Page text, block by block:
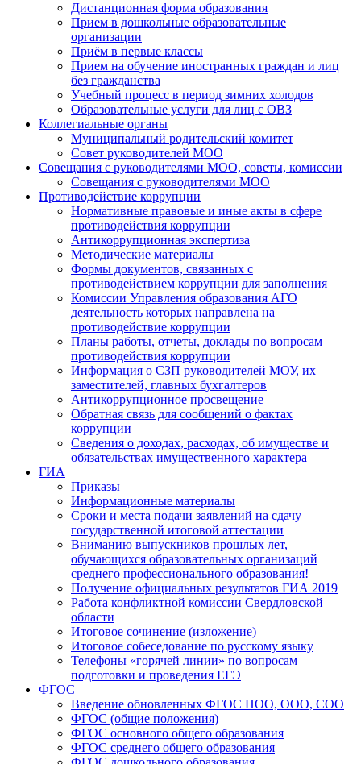
Дистанционная форма образования
Прием в дошкольные образовательные
организации
Приём в первые классы
Прием на обучение иностранных граждан и лиц
без гражданства
Учебный процесс в период зимних холодов
Образовательные услуги для лиц с ОВЗ
Коллегиальные органы
Муниципальный родительский комитет
Совет руководителей МОО
Совещания с руководителями МОО, советы, комиссии
Совещания с руководителями МОО
Противодействие коррупции
Нормативные правовые и иные акты в сфере
противодействия коррупции
Антикоррупционная экспертиза
Методические материалы
Формы документов, связанных с
противодействием коррупции для заполнения
Комиссии Управления образования АГО
деятельность которых направлена на
противодействие коррупции
Планы работы, отчеты, доклады по вопросам
противодействия коррупции
Информация о СЗП руководителей МОУ, их
заместителей, главных бухгалтеров
Антикоррупционное просвещение
Обратная связь для сообщений о фактах
коррупции
Сведения о доходах, расходах, об имуществе и
обязательствах имущественного характера
ГИА
Приказы
Информационные материалы
Сроки и места подачи заявлений на сдачу
государственной итоговой аттестации
Вниманию выпускников прошлых лет,
обучающихся образовательных организаций
среднего профессионального образования!
Получение официальных результатов ГИА 2019
Работа конфликтной комиссии Свердловской
области
Итоговое сочинение (изложение)
Итоговое собеседование по русскому языку
Телефоны «горячей линии» по вопросам
подготовки и проведения ЕГЭ
ФГОС
Введение обновленных ФГОС НОО, ООО, СОО
ФГОС (общие положения)
ФГОС основного общего образования
ФГОС среднего общего образования